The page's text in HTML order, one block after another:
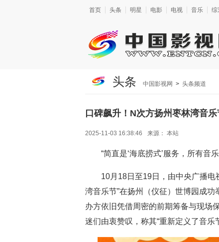
首页 头条 明星 电影 电视 音乐 综
头条 中国影视网 > 头条频道
口碑飙升！N次方扬州枣林湾音
2025-11-03 16:38:46 来源： 本站
“简直是‘海底捞式’服务，所有音
10月18日至19日，由中央广播
湾音乐节”在扬州（仪征）世博园成
办方依旧凭借周密的前期筹备与现场
迷们由衷赞叹，称其“重新定义了音乐